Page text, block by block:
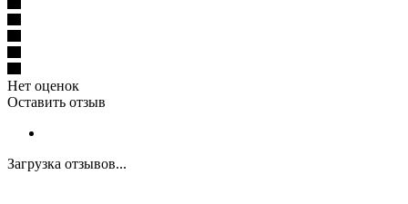
Нет оценок
Оставить отзыв
Загрузка отзывов...